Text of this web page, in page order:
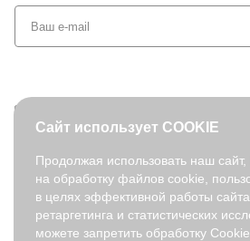
© 2026. fabretti.ru. Все права защищены
На информационном ресурсе
технологии .
Сайт использует COOKIE
Продолжая использовать наш
на обработку файлов cookie,
в целях эффективной работы
ретаргетинга и статистических
можете запретить обработку